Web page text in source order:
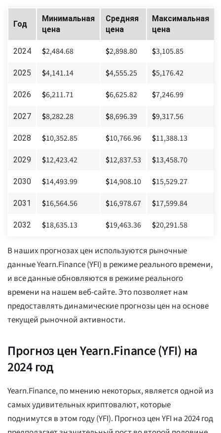
Год
Минимальная
цена
Средняя
цена
Максимальная
цена
2024 $2,484.68 $2,898.80 $3,105.85
2025 $4,141.14 $4,555.25 $5,176.42
2026 $6,211.71 $6,625.82 $7,246.99
2027 $8,282.28 $8,696.39 $9,317.56
2028 $10,352.85 $10,766.96 $11,388.13
2029 $12,423.42 $12,837.53 $13,458.70
2030 $14,493.99 $14,908.10 $15,529.27
2031 $16,564.56 $16,978.67 $17,599.84
2032 $18,635.13 $19,463.36 $20,291.58
В наших прогнозах цен используются рыночные
данные Yearn.Finance (YFI) в режиме реального времени,
и все данные обновляются в режиме реального
времени на нашем веб-сайте. Это позволяет нам
предоставлять динамические прогнозы цен на основе
текущей рыночной активности.
Прогноз цен Yearn.Finance (YFI) на
2024 год
Yearn.Finance, по мнению некоторых, является одной из
самых удивительных криптовалют, которые
поднимутся в этом году (YFI). Прогноз цен YFI на 2024 год